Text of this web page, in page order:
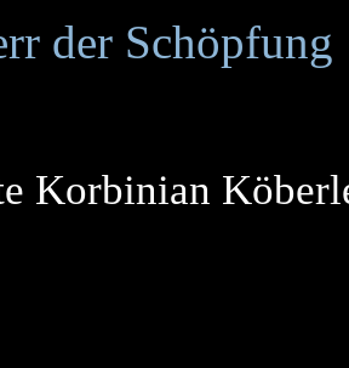
der Schöpfung
Korbinian